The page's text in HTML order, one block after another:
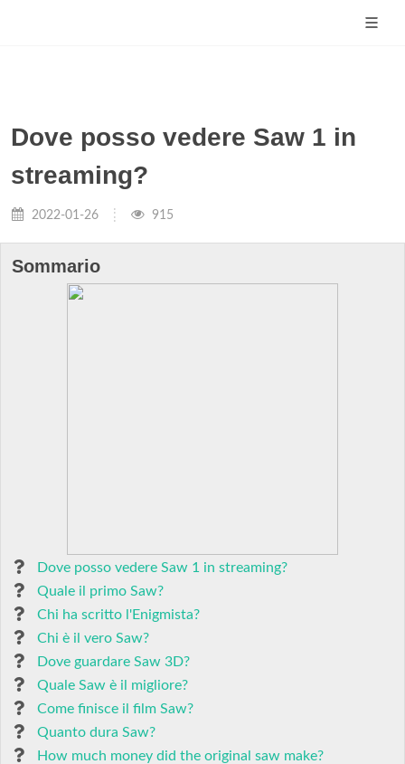
Dove posso vedere Saw 1 in
streaming?
2022-01-26 915
Sommario
Dove posso vedere Saw 1 in streaming?
Quale il primo Saw?
Chi ha scritto l'Enigmista?
Chi è il vero Saw?
Dove guardare Saw 3D?
Quale Saw è il migliore?
Come finisce il film Saw?
Quanto dura Saw?
How much money did the original saw make?